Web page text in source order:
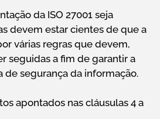
da ISO 27001 seja
devem estar cientes de que a
várias regras que devem,
seguidas a fim de garantir a
de segurança da informação.
apontados nas cláusulas 4 a